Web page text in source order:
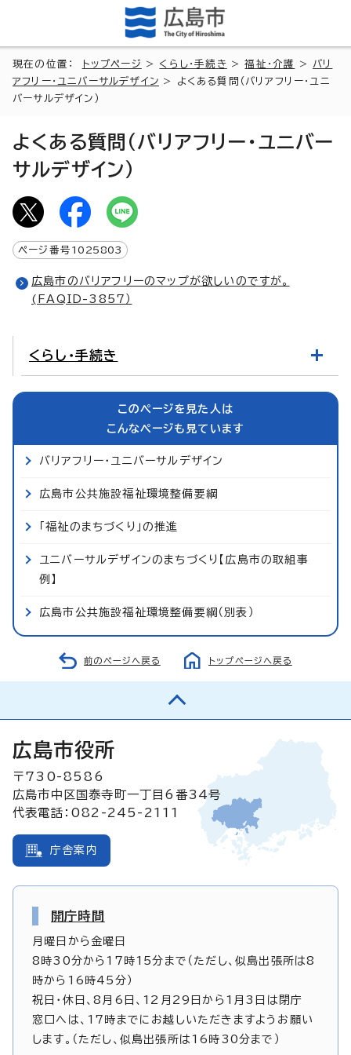
現在の位置： トップページ > くらし・手続き >福祉・介護 > バリ
アフリー・ユニバーサルデザイン > よくある質問（バリアフリー・ユニ
バーサルデザイン）
よくある質問（バリアフリー・ユニバー
サルデザイン）
ページ番号 1025803
広島市のバリアフリーのマップが欲しいのですが。
(FAQID-3857）
くらし・手続き
このページを見た人は
こんなページも見ています
バリアフリー・ユニバーサルデザイン
広島市公共施設福祉環境整備要綱
「福祉のまちづくり」の推進
ユニバーサルデザインのまちづくり【広島市の取組事
例】
広島市公共施設福祉環境整備要綱（別表）
前のページへ戻る トップページへ戻る
広島市役所
〒730-8586
広島市中区国泰寺町一丁目6番34号
代表電話：082-245-2111
庁舎案内
開庁時間
月曜日から金曜日
8時30分から17時15分まで（ただし、似島出張所は8
時から16時45分）
祝日・休日、8月6日、12月29日から1月3日は閉庁
窓口へは、17時までにお越しいただきますようお願い
します。（ただし、似島出張所は16時30分まで）